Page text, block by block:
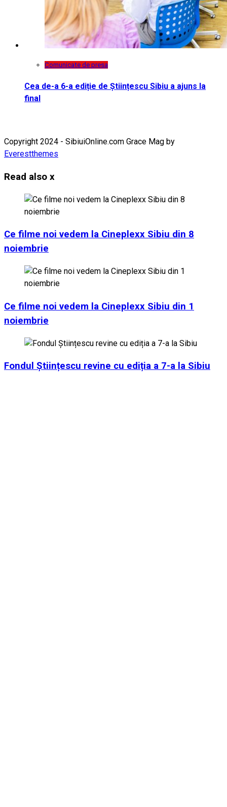
Comunicate de presa
Cea de-a 6-a ediție de Științescu Sibiu a ajuns la
final
Copyright 2024 - SibiuiOnline.com Grace Mag by
Everestthemes
Read also x
Ce filme noi vedem la Cineplexx Sibiu din 8
noiembrie
Ce filme noi vedem la Cineplexx Sibiu din 1
noiembrie
Fondul Științescu revine cu ediția a 7-a la Sibiu